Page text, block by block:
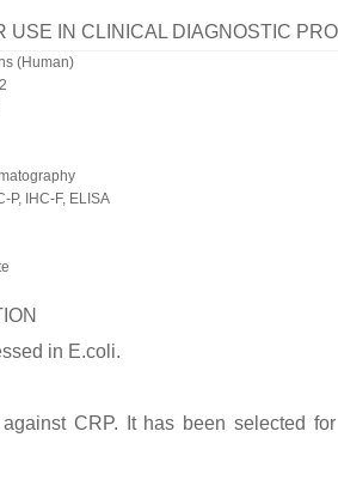
USE IN CLINICAL DIAGNOSTIC
(Human)
P, IHC-F, ELISA
in E.coli.
CRP. It has been selected